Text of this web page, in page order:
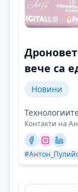
вече са
Новини
Контакти на